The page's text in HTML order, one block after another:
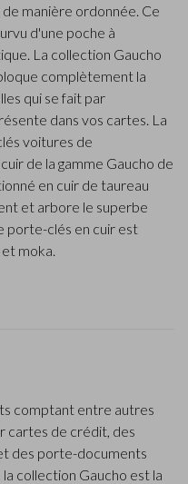
manière ordonnée. Ce
d'une poche à
La collection Gaucho
complètement la
qui se fait par
dans vos cartes. La
voitures de
de la gamme Gaucho de
en cuir de taureau
et arbore le superbe
porte-clés en cuir est
moka.
comptant entre autres
cartes de crédit, des
des porte-documents
collection Gaucho est la